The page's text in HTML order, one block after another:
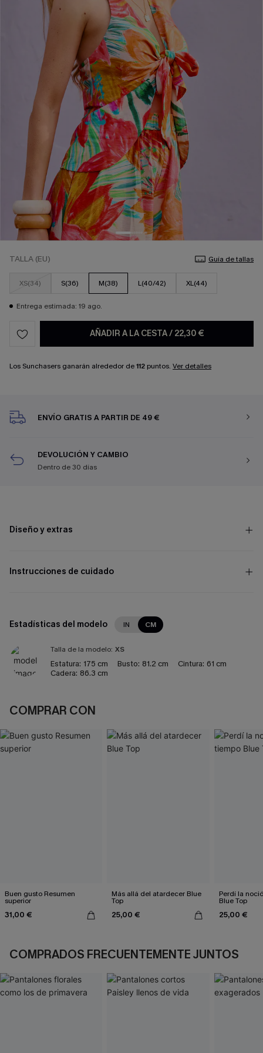
TALLA (EU) Guía de tallas
XS(34) S(36) M(38) L(40/42) XL(44)
Entrega estimada: 19 ago.
AÑADIR A LA CESTA/ 22,30 €
Los Sunchasers ganarán alrededor de112 puntos. Ver detalles
ENVÍO GRATIS A PARTIR DE 49 €
DEVOLUCIÓN Y CAMBIO
Dentro de 30 días
Diseño y extras
Instrucciones de cuidado
Estadísticas del modelo IN CM
Talla de la modelo: XS
Estatura: 175 cm Busto: 81.2 cm Cintura: 61 cm
Cadera: 86.3 cm
COMPRAR CON
Buen gusto Resumen
superior
31,00 €
Más allá del atardecer Blue
Top
25,00 €
Perdí la
Blue Top
25,00 €
COMPRADOS FRECUENTEMENTE JUNTOS